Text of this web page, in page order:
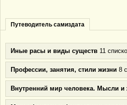
Путеводитель самиздата
Иные расы и виды существ 11
Профессии, занятия, стили жизни 8
Внутренний мир человека. Мысли и